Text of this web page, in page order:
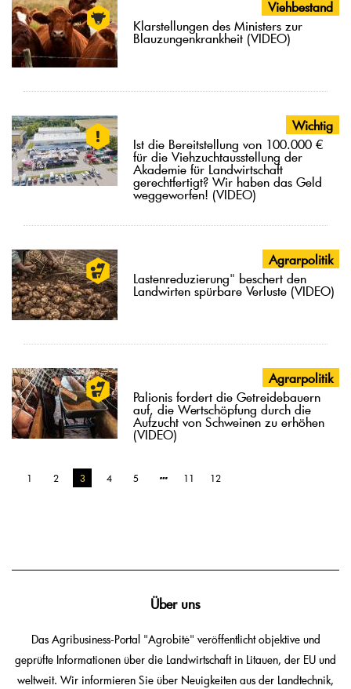
Viehbestand
Klarstellungen des Ministers zur
Blauzungenkrankheit (VIDEO)
Wichtig
Ist die Bereitstellung von 100.000 €
für die Viehzuchtausstellung der
Akademie für Landwirtschaft
gerechtfertigt? Wir haben das Geld
weggeworfen! (VIDEO)
Agrarpolitik
Lastenreduzierung" beschert den
Landwirten spürbare Verluste (VIDEO)
Agrarpolitik
Palionis fordert die Getreidebauern
auf, die Wertschöpfung durch die
Aufzucht von Schweinen zu erhöhen
(VIDEO)
1 2 3 4 5 11 12
Über uns
Das Agribusiness-Portal "Agrobitė" veröffentlicht objektive und
geprüfte Informationen über die Landwirtschaft in Litauen, der EU und
weltweit. Wir informieren Sie über Neuigkeiten aus der Landtechnik,